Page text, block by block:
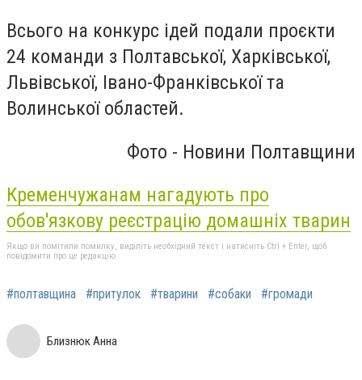
Всього на конкурс ідей подали проєкти
24 команди з Полтавської, Харківської,
Львівської, Івано-Франківської та
Волинської областей.
Фото - Новини Полтавщини
Кременчужанам нагадують про
обов'язкову реєстрацію домашніх тварин
Якщо ви помітили помилку, виділіть необхідний текст і натисніть Ctrl + Enter, щоб
повідомити про це редакцію
#полтавщина #притулок #тварини #собаки #громади
Близнюк Анна